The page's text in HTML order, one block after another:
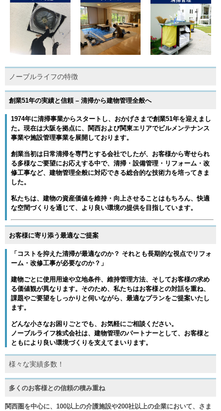
ノーブルライフの特徴
創業51年の実績と信頼 – 清掃から建物管理全般へ
1974年に清掃事業からスタートし、おかげさまで創業51年を迎えまし
た。現在は大阪を拠点に、関西および関東エリアでビルメンテナンス
事業や施設管理事業を展開 しております。
創業当初は 日常清掃を専門とする会社でしたが、お客様から寄せられ
る多様なご要望にお応えする中で、 清掃・設備管理・リフォーム・改
修工事など、建物管理全般に対応できる総合的な技術力を培ってきま
した。
私たちは、 建物の資産価値を維持・向上させることはもちろん、快適
な空間づくりを通じて、 より良い環境の提供を目指しています。
お客様に寄り添う最適なご提案
「 コストを抑えた清掃が最適なのか？ それとも長期的な視点でリフォ
ーム・改修工事が必要なのか？ 」
建物ごとに使用用途や立地条件、維持管理方法、そしてお客様の求め
る価値観が異なります。そのため、私たちはお客様との対話を重ね、
課題やご要望をしっかりと伺いながら、最適なプランをご提案いたし
ます。
どんな小さなお困りごとでも、お気軽にご相談ください。
ノーブルライフ株式会社は、 建物管理のパートナーとして、お客様と
ともにより良い環境づくりを支えてまいります。
様々な実績多数！
多くのお客様との信頼の積み重ね
関西圏を中心に、 100以上の介護施設や200社以上の企業において、さま